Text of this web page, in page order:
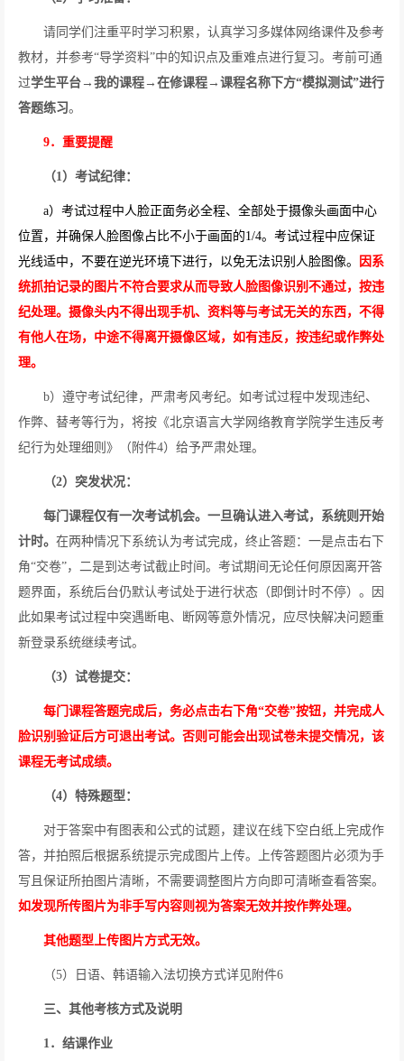
请同学们注重平时学习积累，认真学习多媒体网络课件及参考
教材，并参考“导学资料”中的知识点及重难点进行复习。考前可通
过学生平台→ 我的课程→ 在修课程→ 课程名称下方“模拟测试”进行
答题练习。
9．重要提醒
（1）考试纪律：
a）考试过程中人脸正面务必全程、全部处于摄像头画面中心
位置，并确保人脸图像占比不小于画面的1/4。考试过程中应保证
光线适中，不要在逆光环境下进行，以免无法识别人脸图像。
因系
统抓拍记录的图片不符合要求从而导致人脸图像识别不通过，按违
纪处理。摄像头内不得出现手机、资料等与考试无关的东西，不得
有他人在场，中途不得离开摄像区域，如有违反，按违纪或作弊处
理。
b）遵守考试纪律，严肃考风考纪。如考试过程中发现违纪、
作弊、替考等行为，将按《北京语言大学网络教育学院学生违反考
纪行为处理细则》（附件4）给予严肃处理。
（2）突发状况：
每门课程仅有一次考试机会。一旦确认进入考试，系统则开始
计时。 在两种情况下系统认为考试完成，终止答题：一是点击右下
角“交卷”，二是到达考试截止时间。考试期间无论任何原因离开答
题界面，系统后台仍默认考试处于进行状态（即倒计时不停）。因
此如果考试过程中突遇断电、断网等意外情况，应尽快解决问题重
新登录系统继续考试。
（3）试卷提交：
每门课程答题完成后，务必点击右下角“交卷”按钮，并完成人
脸识别验证后方可退出考试。否则可能会出现试卷未提交情况，该
课程无考试成绩。
（4）特殊题型：
对于答案中有图表和公式的试题，建议在线下空白纸上完成作
答，并拍照后根据系统提示完成图片上传。上传答题图片必须为手
写且保证所拍图片清晰，不需要调整图片方向即可清晰查看答案。
如发现所传图片为非手写内容则视为答案无效并按作弊处理。
其他题型上传图片方式无效。
（5）日语、韩语输入法切换方式详见附件6
三、其他考核方式及说明
1．结课作业